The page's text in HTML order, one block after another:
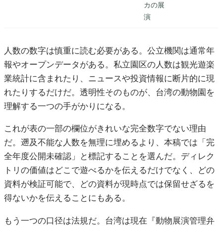
カの展
演
人数の数字は慎重に読む必要がある。公立機関は通常年
報やオープンデータがある。私立園区の人数は観光遊楽
業統計に含まれたり、ニュースや投資情報に断片的に現
れたりするだけだ。透明性そのものが、台湾の動物園を
理解する一つの手がかりになる。
これが表の一部の欄位がきれいな完全数字でない理由
だ。遡及不能な人数を無理に埋めるより、本稿では「完
全年度公開未確認」と標記することを選んだ。ディレク
トリの価値はどこで遊べるかを伝えるだけでなく、どの
資料が検証可能で、どの資料が現時点では保留せざるを
得ないかを伝えることにもある。
もう一つの口径は法規だ。台湾は現在『動物展演管理弁